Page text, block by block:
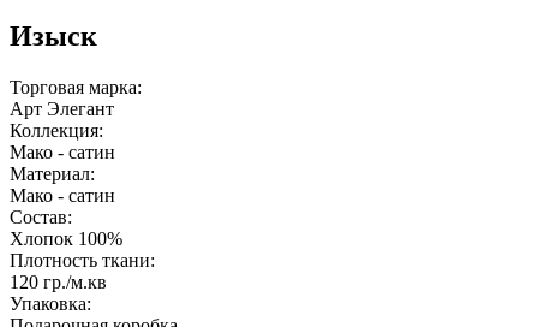
Изыск
Торговая марка:
Арт Элегант
Коллекция:
Мако - сатин
Материал:
Мако - сатин
Состав:
Хлопок 100%
Плотность ткани:
120 гр./м.кв
Упаковка: